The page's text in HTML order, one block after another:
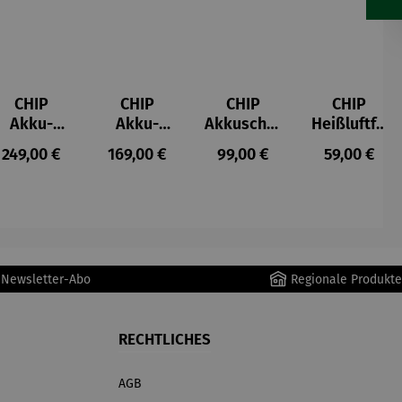
CHIP
Akku-
Staubsau
ger
Regulärer Preis:
249,00 €
CHIP
Akku-
Staubsau
ger DS02
Regulärer Preis:
169,00 €
CHIP
Akkuschra
uber
Regulärer Preis:
99,00 €
CHIP
Heißluftfri
tteuse
Regulärer
59,00 €
Abo Regionale Produkte
RECHTLICHES
AGB